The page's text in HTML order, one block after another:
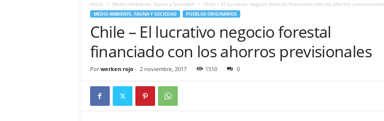
Inicio Medio Ambiente, Fauna y Sociedad Chile – El lucrativo negocio forestal financiado con los ahorros previsionales
MEDIO AMBIENTE, FAUNA Y SOCIEDAD PUEBLOS ORIGINARIOS
Chile – El lucrativo negocio forestal
financiado con los ahorros previsionales
Por werken rojo- 2 noviembre, 2017 1510 0